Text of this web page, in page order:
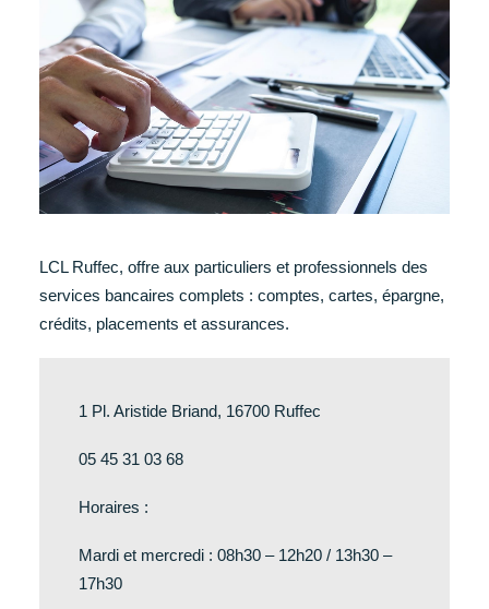
LCL Ruffec, offre aux particuliers et professionnels des
services bancaires complets : comptes, cartes, épargne,
crédits, placements et assurances.
1 Pl. Aristide Briand, 16700 Ruffec
05 45 31 03 68
Horaires :
Mardi et mercredi : 08h30 – 12h20 / 13h30 –
17h30